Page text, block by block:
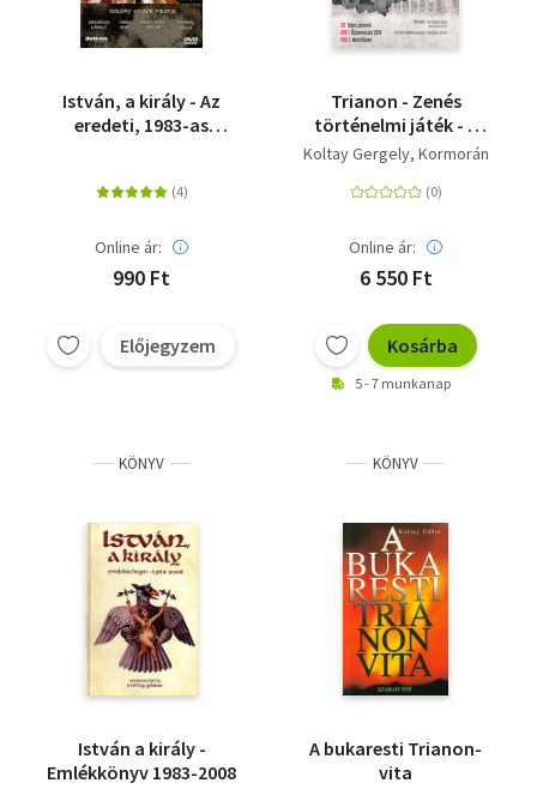
István, a király - Az
eredeti, 1983-as
Online ár:
990 Ft
Előjegyzem
Trianon - Zenés
történelmi játék - 2
DVD+CD -
Koltay Gergely Kormorán
Online ár:
6 550 Ft
Kosárba
5 - 7 munkanap
KÖNYV
István a király -
Emlékkönyv 1983-2008
KÖNYV
A bukaresti Trianon-
vita